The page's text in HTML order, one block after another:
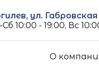
ул.
10:00 - 19:00, Вс
О